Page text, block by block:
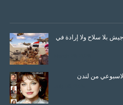
بلا سلاح ولا إرادة في